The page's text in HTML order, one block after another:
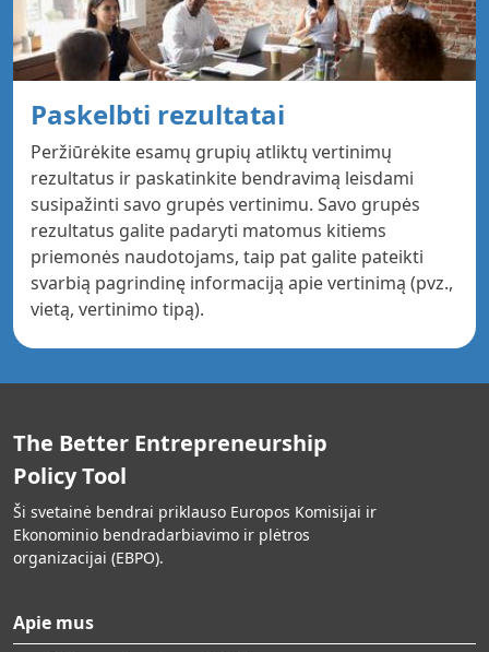
Paskelbti rezultatai
Peržiūrėkite esamų grupių atliktų vertinimų
rezultatus ir paskatinkite bendravimą leisdami
susipažinti savo grupės vertinimu. Savo grupės
rezultatus galite padaryti matomus kitiems
priemonės naudotojams, taip pat galite pateikti
svarbią pagrindinę informaciją apie vertinimą (pvz.,
vietą, vertinimo tipą).
The Better Entrepreneurship
Policy Tool
Ši svetainė bendrai priklauso Europos Komisijai ir
Ekonominio bendradarbiavimo ir plėtros
organizacijai (EBPO).
Apie mus